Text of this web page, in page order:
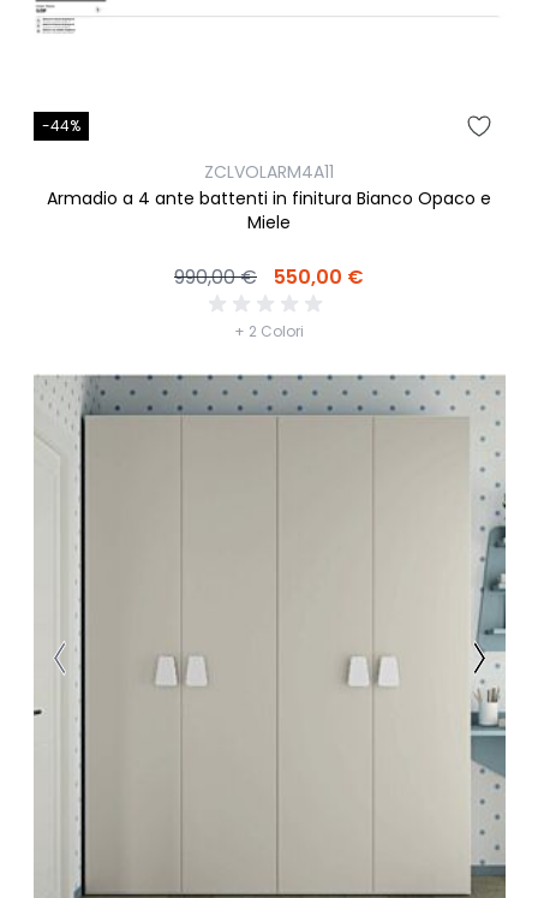
-44%
ZCLVOLARM4A11
Armadio a 4 ante battenti in finitura Bianco Opaco e
Miele
990,00 € 550,00 €
+ 2 Colori